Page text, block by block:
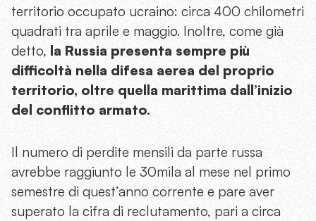
territorio occupato ucraino: circa 400 chilometri
quadrati tra aprile e maggio. Inoltre, come già
detto, la Russia presenta sempre più
difficoltà nella difesa aerea del proprio
territorio, oltre quella marittima dall’inizio
del conflitto armato.
Il numero di perdite mensili da parte russa
avrebbe raggiunto le 30mila al mese nel primo
semestre di quest’anno corrente e pare aver
superato la cifra di reclutamento, pari a circa